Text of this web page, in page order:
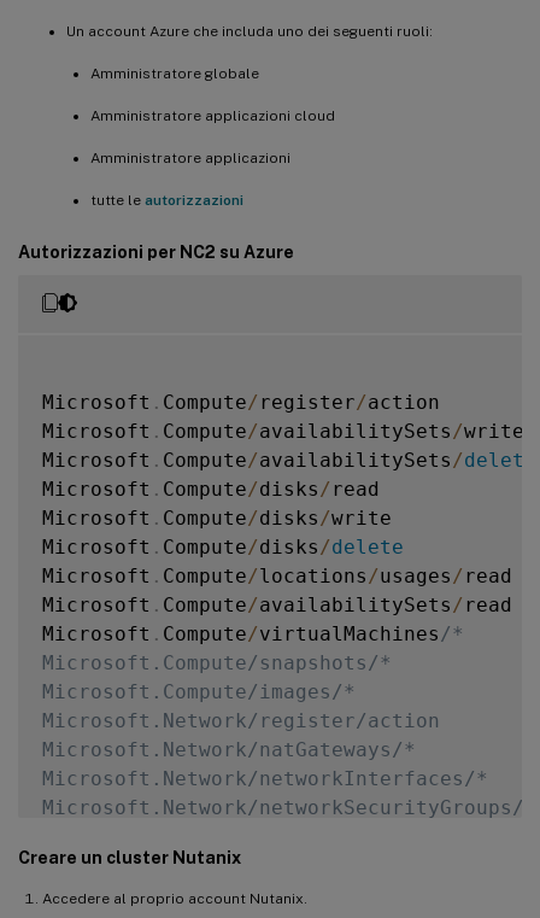
Un account Azure che includa uno dei seguenti ruoli:
Amministratore globale
Amministratore applicazioni cloud
Amministratore applicazioni
tutte le autorizzazioni
Autorizzazioni per NC2 su Azure
Microsoft . Compute/ register/action
Microsoft . Compute/availabilitySets /write
Microsoft . Compute/availabilitySets /delete
Microsoft . Compute/disks / read
Microsoft . Compute/disks /write
Microsoft . Compute/disks /delete
Microsoft . Compute/locations /usages / read
Microsoft . Compute/availabilitySets / read
Microsoft . Compute/virtualMachines /*
Microsoft.Compute/snapshots/*
Microsoft.Compute/images/*
Microsoft.Network/register/action
Microsoft.Network/natGateways/*
Microsoft.Network/networkInterfaces/*
Microsoft.Network/
Microsoft.Network/virtualNetworks/*
Microsoft.Network/locations/usages/read
Creare un cluster Nutanix
Accedere al proprio account Nutanix.